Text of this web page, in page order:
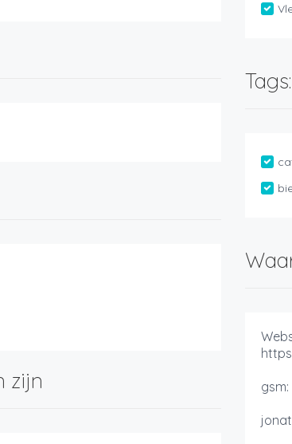
zijn
Tags:
gsm: